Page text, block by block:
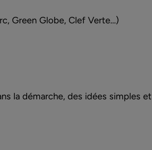
Green Globe, Clef Verte…)
la démarche, des idées simples et